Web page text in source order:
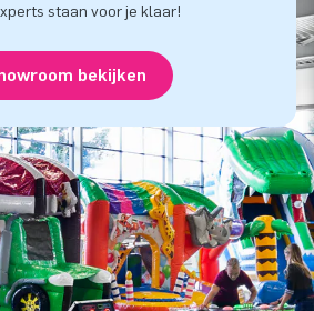
staan voor je klaar!
bekijken